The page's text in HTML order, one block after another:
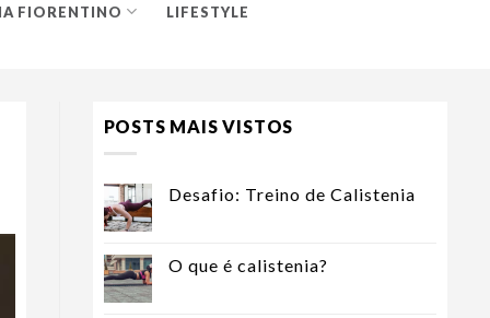
FIORENTINO LIFESTYLE
POSTS MAIS VISTOS
Desafio: Treino de Calistenia
O que é calistenia?